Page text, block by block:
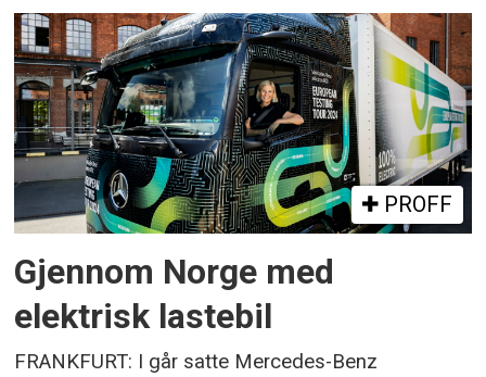
PROFF
Gjennom Norge med
elektrisk lastebil
FRANKFURT: I går satte Mercedes-Benz